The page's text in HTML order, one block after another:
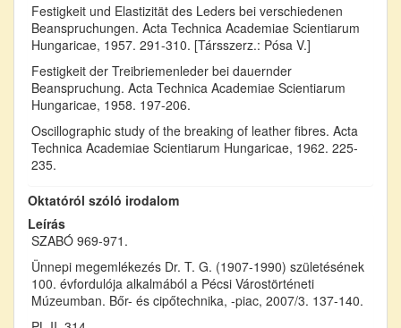
Festigkeit und Elastizität des Leders bei verschiedenen
Beanspruchungen. Acta Technica Academiae Scientiarum
Hungaricae, 1957. 291-310. [Társszerz.: Pósa V.]
Festigkeit der Treibriemenleder bei dauernder
Beanspruchung. Acta Technica Academiae Scientiarum
Hungaricae, 1958. 197-206.
Oscillographic study of the breaking of leather fibres. Acta
Technica Academiae Scientiarum Hungaricae, 1962. 225-
235.
Oktatóról szóló irodalom
Leírás
SZABÓ 969-971.
Ünnepi megemlékezés Dr. T. G. (1907-1990) születésének
100. évfordulója alkalmából a Pécsi Várostörténeti
Múzeumban. Bőr- és cipőtechnika, -piac, 2007/3. 137-140.